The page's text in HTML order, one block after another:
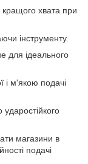
хвата при
інструменту.
для ідеального
і м'якою подачі
магазини в
подачі